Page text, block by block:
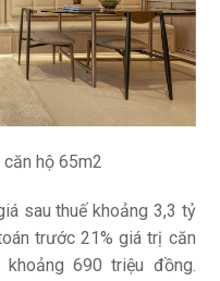
hộ 65m2
sau thuế khoảng 3,3 tỷ
trước 21% giá trị căn
690 triệu đồng.